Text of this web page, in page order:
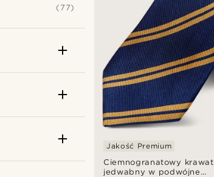
Ciemnogranatowy krawat
jedwabny w podwójne
Jakość Premium
(77)